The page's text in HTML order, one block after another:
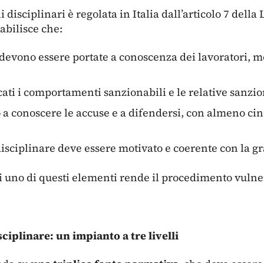
è regolata in Italia dall’articolo 7 della
che:
essere portate a conoscenza dei lavoratori,
i comportamenti sanzionabili e le relative
conoscere le accuse e a difendersi, con almeno
deve essere motivato e coerente con la
uno di questi elementi rende il procedimento
un impianto a tre livelli